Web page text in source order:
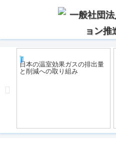
REアクション
日本の温室効果ガスの排出量
と削減への取り組み